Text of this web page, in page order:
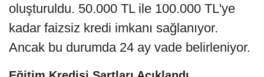
oluşturuldu. 50.000 TL ile 100.000 TL'ye
kadar faizsiz kredi imkanı sağlanıyor.
Ancak bu durumda 24 ay vade belirleniyor.